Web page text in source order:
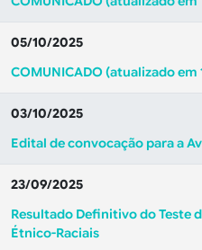
05/10/2025
COMUNICADO (atualizado em
03/10/2025
Edital de convocação para a
23/09/2025
Resultado Definitivo do Teste
Étnico-Raciais